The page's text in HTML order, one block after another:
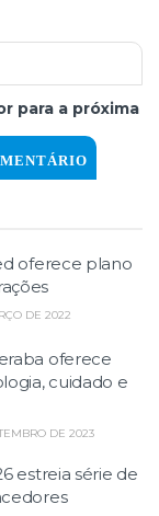
para a próxima
oferece plano
DE 2022
oferece
cuidado e
DE 2023
estreia série de